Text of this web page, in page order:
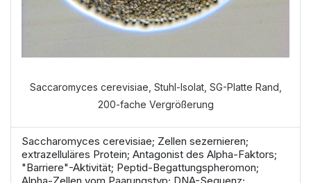
Saccaromyces cerevisiae, Stuhl-Isolat, SG-Platte Rand,
200-fache Vergrößerung
Saccharomyces cerevisiae; Zellen sezernieren;
extrazelluläres Protein; Antagonist des Alpha-Faktors;
"Barriere"-Aktivität; Peptid-Begattungspheromon;